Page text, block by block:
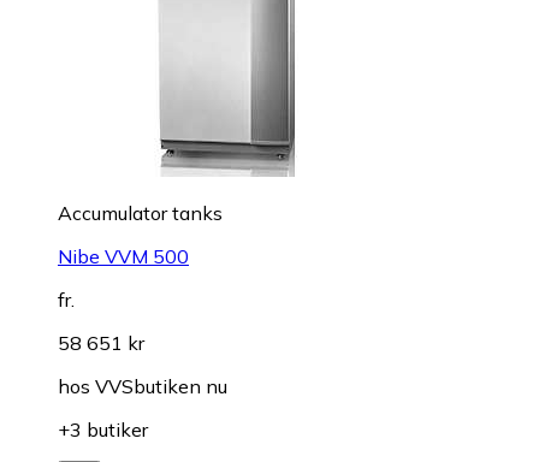
Accumulator tanks
Nibe VVM 500
fr.
58 651 kr
hos VVSbutiken nu
+3 butiker